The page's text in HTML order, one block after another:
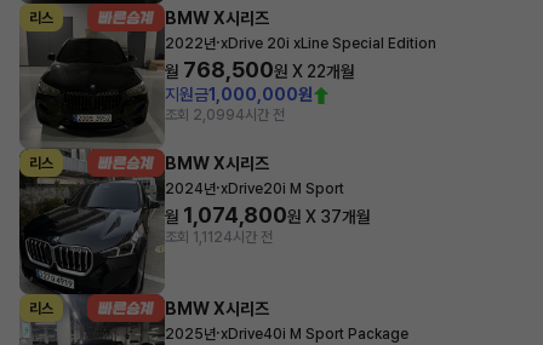
리스 BMW X시리즈
2022년·xDrive 20i xLine Special Edition
월 768,500원 X 22개월
지원금1,000,000원
조회 2,0994시간 전
리스 BMW X시리즈
2024년·xDrive20i M Sport
월 1,074,800원 X 37개월
조회 1,1124시간 전
리스 BMW X시리즈
2025년·xDrive40i M Sport Package